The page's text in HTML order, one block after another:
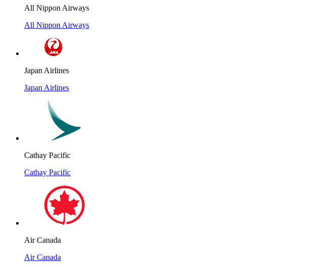
All Nippon Airways
All Nippon Airways
Japan Airlines
Japan Airlines
Cathay Pacific
Cathay Pacific
Air Canada
Air Canada